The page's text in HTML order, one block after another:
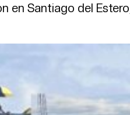
en Santiago del